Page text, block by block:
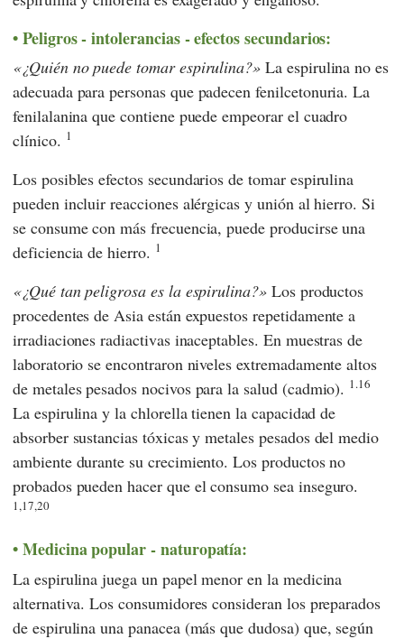
Peligros - intolerancias - efectos secundarios:
¿Quién no puede tomar espirulina? La espirulina no es
adecuada para personas que padecen fenilcetonuria. La
fenilalanina que contiene puede empeorar el cuadro
clínico. 1
Los posibles efectos secundarios de tomar espirulina
pueden incluir reacciones alérgicas y unión al hierro. Si
se consume con más frecuencia, puede producirse una
deficiencia de hierro. 1
¿Qué tan peligrosa es la espirulina? Los productos
procedentes de Asia están expuestos repetidamente a
irradiaciones radiactivas inaceptables. En muestras de
laboratorio se encontraron niveles extremadamente altos
de metales pesados nocivos para la salud (cadmio). 1.16
La espirulina y la chlorella tienen la capacidad de
absorber sustancias tóxicas y metales pesados del medio
ambiente durante su crecimiento. Los productos no
probados pueden hacer que el consumo sea inseguro.
1,17,20
Medicina popular - naturopatía:
La espirulina juega un papel menor en la medicina
alternativa. Los consumidores consideran los preparados
de espirulina una panacea (más que dudosa) que, según